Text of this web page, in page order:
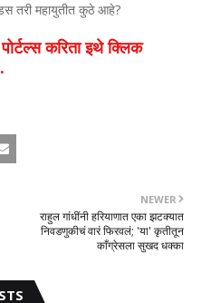
तरी महायुतीत कुठे आहे?
करिता इथे क्लिक
NEWER
राहुल गांधींनी हरियाणात एका झटक्यात
निवडणुकीचं वारं फिरवलं; 'या' कृतीतून
काँग्रेसला सुखद धक्का